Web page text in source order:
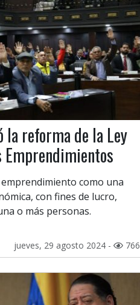
la reforma de la Ley
Emprendimientos
como una
con fines de lucro,
o más personas.
jueves, 29 agosto 2024 - 766